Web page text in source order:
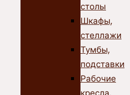
столы
Шкафы,
стеллажи
Тумбы,
подставки
Рабочие